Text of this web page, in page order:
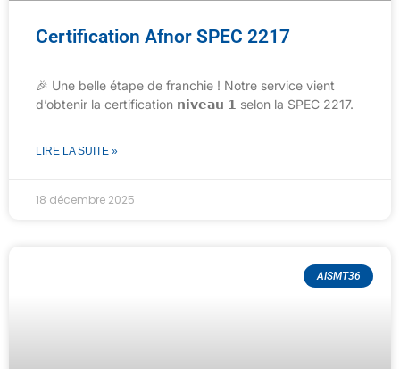
Certification Afnor SPEC 2217
🎉 Une belle étape de franchie ! Notre service vient
d’obtenir la certification 𝗻𝗶𝘃𝗲𝗮𝘂 𝟭 selon la SPEC 2217.
LIRE LA SUITE »
18 décembre 2025
AISMT36